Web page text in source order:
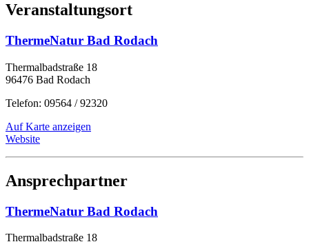
Veranstaltungsort
ThermeNatur Bad Rodach
Thermalbadstraße 18
96476 Bad Rodach
Telefon: 09564 / 92320
Auf Karte anzeigen
Website
Ansprechpartner
ThermeNatur Bad Rodach
Thermalbadstraße 18